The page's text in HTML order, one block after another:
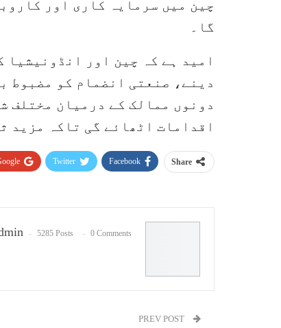
چین میں سرمایہ کاری اور
گا۔
امید ہے کہ چین اور
دینے، صنعتی انضمام کو مضبوط
دونوں ممالک کے درمیان مختلف
اقدامات اٹھائے گی تاکہ مزید
Share
Facebook
Twitter
5285 Posts 0 Comments